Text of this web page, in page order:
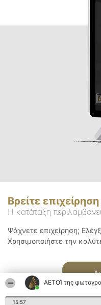
ΑΕΤΟΊ της
15:57
Βρείτε επιχείρηση
Η κατάταξη
Ψάχνετε επιχείρηση;
Χρησιμοποιήστε την